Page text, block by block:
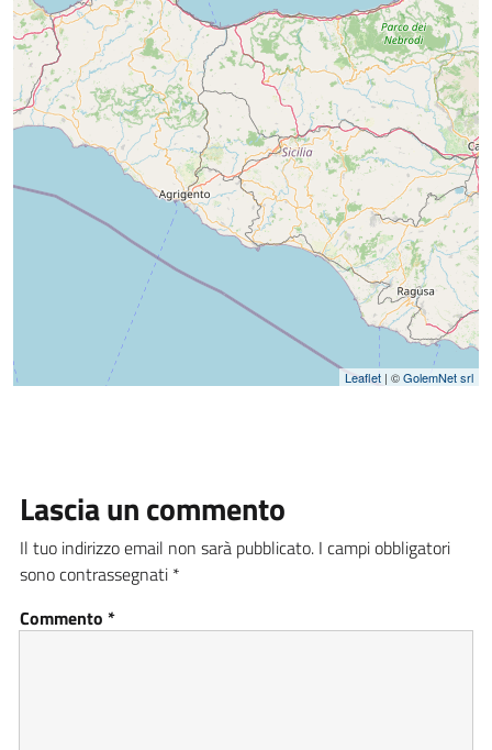
Leaflet | ©GolemNet srl
Lascia un commento
Il tuo indirizzo email non sarà pubblicato. I campi obbligatori
sono contrassegnati *
Commento *